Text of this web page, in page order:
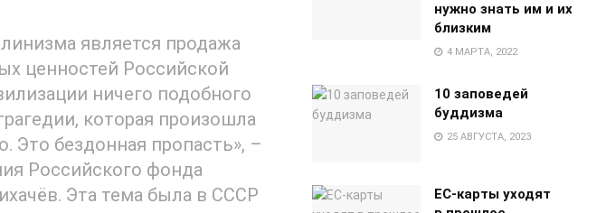
является продажа
ценностей Российской
ничего подобного
которая произошла
Это бездонная пропасть», –
Российского фонда
Эта тема была в СССР
нужно знать им и их
близким
4 МАРТА, 2022
10 заповедей
буддизма
25 АВГУСТА, 2023
EC-карты уходят